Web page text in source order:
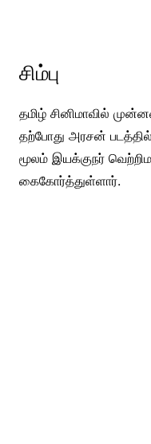
சிம்பு
தமிழ் சினிமாவில்
தற்போது அரசன் படத்தில்
மூலம் இயக்குநர்
கைகோர்த்துள்ளார்.